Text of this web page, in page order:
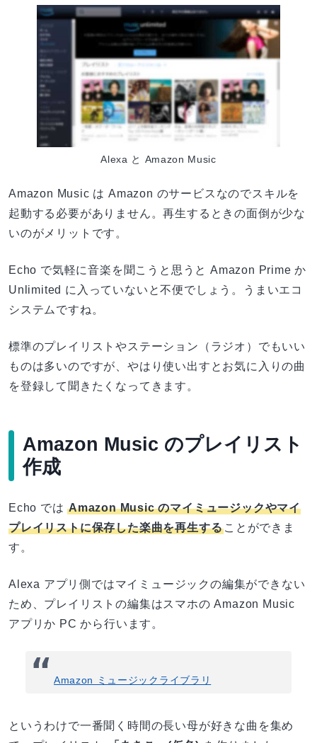
Alexa と Amazon Music
Amazon Music は Amazon のサービスなのでスキルを
起動する必要がありません。再生するときの面倒が少な
いのがメリットです。
Echo で気軽に音楽を聞こうと思うと Amazon Prime か
Unlimited に入っていないと不便でしょう。うまいエコ
システムですね。
標準のプレイリストやステーション（ラジオ）でもいい
ものは多いのですが、やはり使い出すとお気に入りの曲
を登録して聞きたくなってきます。
Amazon Music のプレイリスト
作成
Echo ではAmazon Music のマイミュージックやマイ
プレイリストに保存した楽曲を再生する ことができま
す。
Alexa アプリ側ではマイミュージックの編集ができない
ため、プレイリストの編集はスマホの Amazon Music
アプリか PC から行います。
Amazon ミュージックライブラリ
というわけで一番聞く時間の長い母が好きな曲を集め